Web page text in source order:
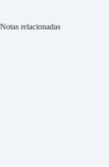
Notas relacionadas